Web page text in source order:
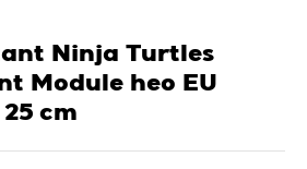
Ninja Turtles
Module heo EU
cm